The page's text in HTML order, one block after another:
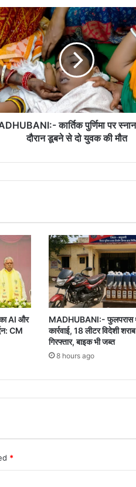
कार्तिक पुर्णिमा पर
दौरान डूबने से दो युवक की मौत
का AI और
CM
MADHUBANI:- फुलपरास
कार्रवाई, 18 लीटर विदेशी
गिरफ्तार, बाइक भी जब्त
8 hours ago
*